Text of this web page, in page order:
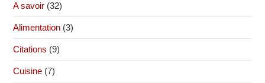
A savoir (32)
Alimentation (3)
Citations (9)
Cuisine (7)